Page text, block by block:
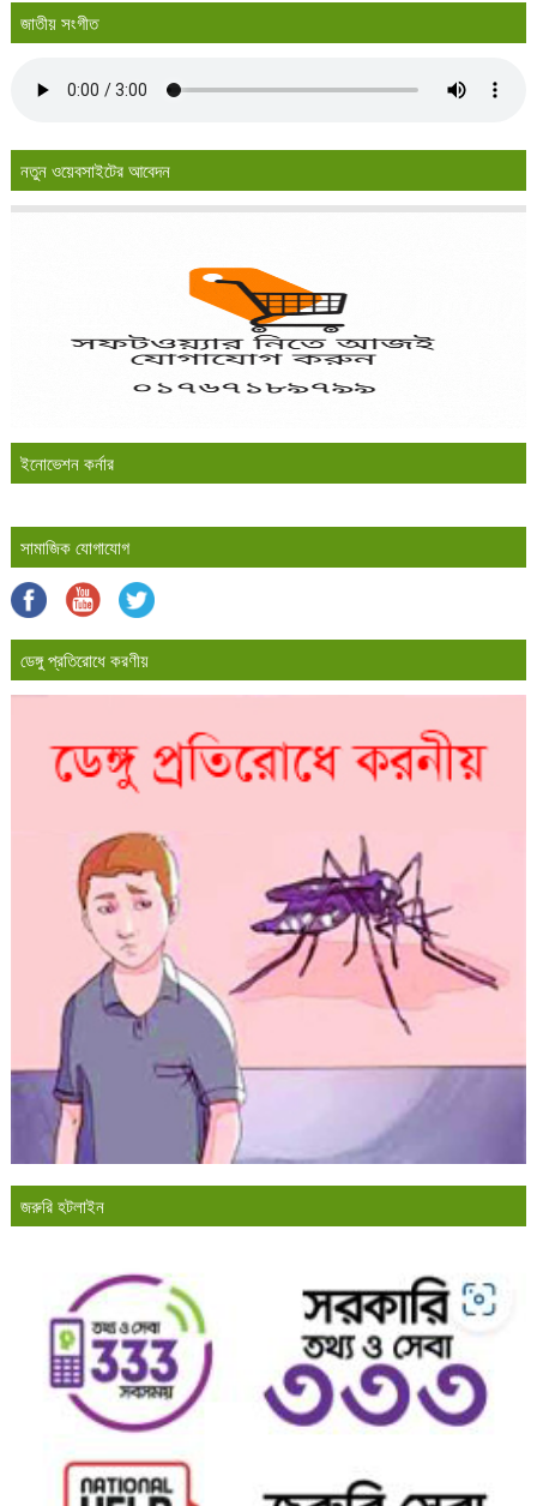
জাতীয় সংগীত
নতুন ওয়েবসাইটের আবেদন
ইনোভেশন কর্নার
সামাজিক যোগাযোগ
ডেঙ্গু প্রতিরোধে করণীয়
জরুরি হটলাইন